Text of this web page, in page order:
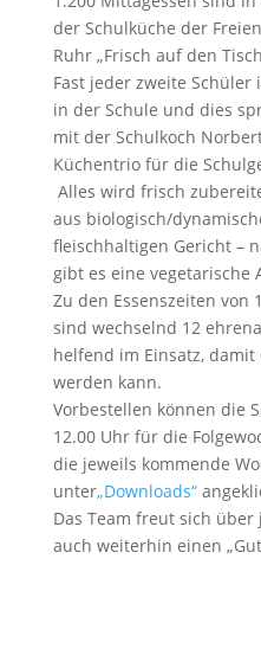
der Schulküche der
Ruhr „Frisch auf den
Fast jeder zweite
in der Schule und dies
mit der Schulkoch
Küchentrio für die
Alles wird frisch
aus biologisch/
fleischhaltigen Gericht –
gibt es eine vegetarische
Zu den Essenszeiten von
sind wechselnd 12
helfend im Einsatz, damit
werden kann.
Vorbestellen können die
12.00 Uhr für die
die jeweils kommende
unter„Downloads“
Das Team freut sich
auch weiterhin einen